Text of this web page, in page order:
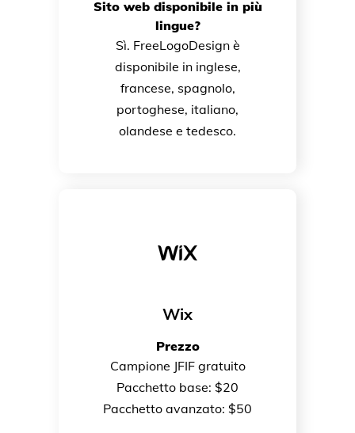
Sito web disponibile in più
lingue?
Sì. FreeLogoDesign è
disponibile in inglese,
francese, spagnolo,
portoghese, italiano,
olandese e tedesco.
Wix
Prezzo
Campione JFIF gratuito
Pacchetto base: $20
Pacchetto avanzato: $50